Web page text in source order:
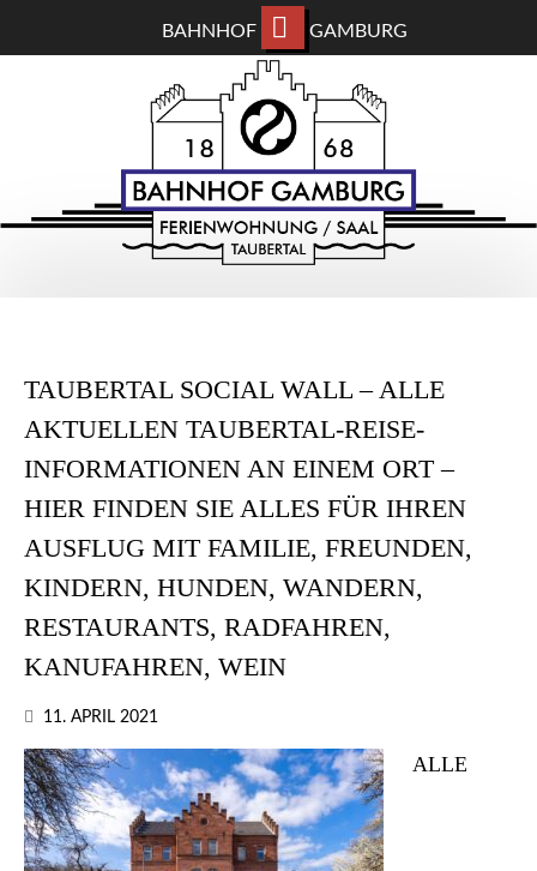
BAHNHOF GAMBURG
BAHNHOF GAMBURG
Ferienwohnung und Eventsaal im Taubertal
TAUBERTAL SOCIAL WALL – ALLE
AKTUELLEN TAUBERTAL-REISE-
INFORMATIONEN AN EINEM ORT –
HIER FINDEN SIE ALLES FÜR IHREN
AUSFLUG MIT FAMILIE, FREUNDEN,
KINDERN, HUNDEN, WANDERN,
RESTAURANTS, RADFAHREN,
KANUFAHREN, WEIN
11. APRIL 2021
ALLE